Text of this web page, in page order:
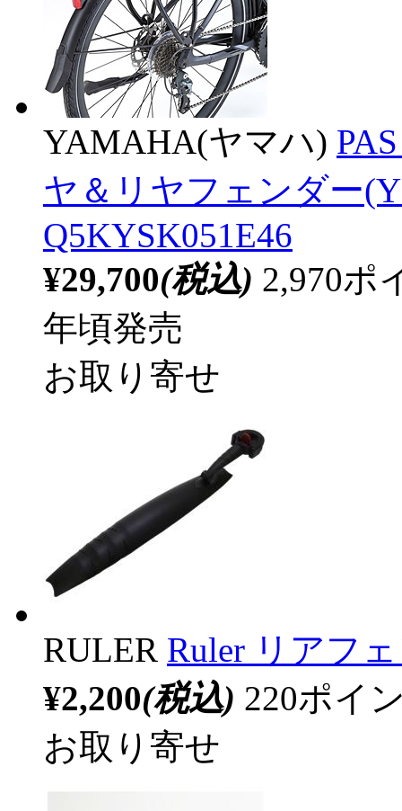
YAMAHA(ヤマハ)
ヤ＆リヤフェンダー
Q5KYSK051E46
¥29,700(税込) 2,970ポ
年頃発売
お取り寄せ
RULER Ruler リアフ
¥2,200(税込) 220ポイ
お取り寄せ